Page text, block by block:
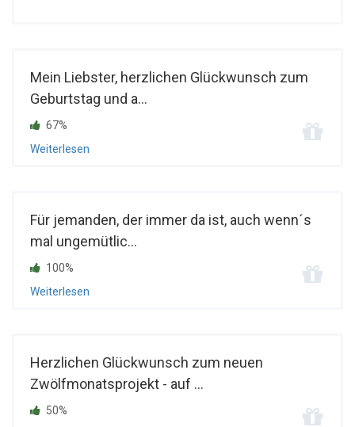
Mein Liebster, herzlichen Glückwunsch zum
Geburtstag und a...
67%
Weiterlesen
Für jemanden, der immer da ist, auch wenn´s
mal ungemütlic...
100%
Weiterlesen
Herzlichen Glückwunsch zum neuen
Zwölfmonatsprojekt - auf ...
50%